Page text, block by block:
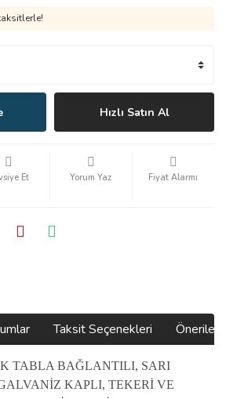
Hızlı Satın Al
Et Yorum Yaz Fiyat Alarmı
Taksit Seçenekleri
TABLA BAĞLANTILI, SARI
KAPLI, TEKERİ VE